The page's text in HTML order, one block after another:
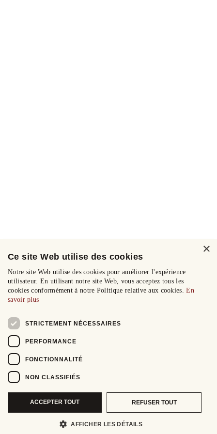
×
Ce site Web utilise des cookies
Notre site Web utilise des cookies pour améliorer l'expérience
utilisateur. En utilisant notre site Web, vous acceptez tous les
cookies conformément à notre Politique relative aux cookies.En
savoir plus
STRICTEMENT NÉCESSAIRES
PERFORMANCE
FONCTIONNALITÉ
NON CLASSIFIÉS
ACCEPTER TOUT REFUSER TOUT
AFFICHER LES DÉTAILS